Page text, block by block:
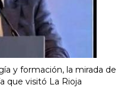
y formación, la mirada de
que visitó La Rioja